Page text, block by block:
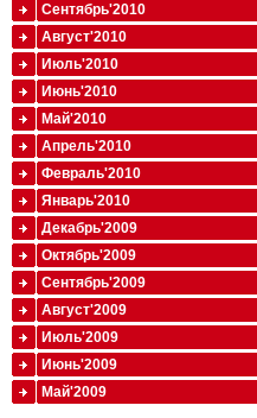
Сентябрь'2010
Август'2010
Июль'2010
Июнь'2010
Май'2010
Апрель'2010
Февраль'2010
Январь'2010
Декабрь'2009
Октябрь'2009
Сентябрь'2009
Август'2009
Июль'2009
Июнь'2009
Май'2009